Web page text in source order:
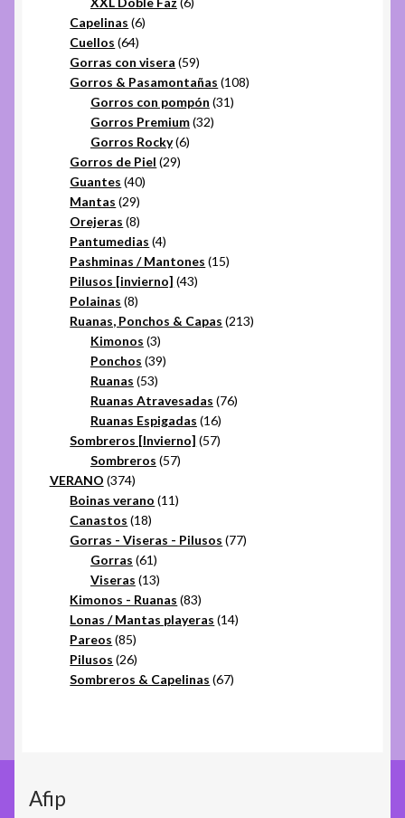
Capelinas 66
Cuellos 6464
productos
Gorras con visera 5959
productos
Gorros & Pasamontañas 108108
Gorros con pompón 3131
Gorros Premium 3232
Gorros Rocky 66
Gorros de Piel 2929
Guantes 4040
Mantas 2929
productos
Orejeras 88
productos
Pantumedias 44
productos
Pashminas / Mantones 1515
Pilusos [invierno] 4343
Polainas 88
productos
Ruanas, Ponchos & Capas 213213
Kimonos 33
productos
Ponchos 3939
Ruanas 5353
productos
Ruanas Atravesadas 7676
Ruanas Espigadas 1616
productos
Sombreros [Invierno] 5757
Sombreros 5757
VERANO 374374
productos
Boinas verano 1111
Canastos 1818
productos
Gorras - Viseras - Pilusos 7777
Gorras 6161
productos
Viseras 1313
productos
Kimonos - Ruanas 8383
productos
Lonas / Mantas playeras 1414
Pareos 8585
productos
Pilusos 2626
productos
Sombreros & Capelinas 6767
Afip